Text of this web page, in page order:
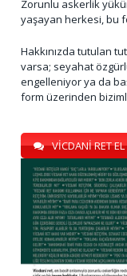
Zorunlu askerlik
yaşayan herkesi, bu
Hakkınızda tutulan
varsa; seyahat
engelleniyor ya da
form üzerinden
VİCDANİ RET